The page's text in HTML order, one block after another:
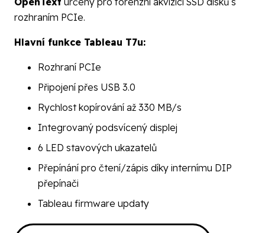
rozhraním PCIe.
Hlavní funkce Tableau T7u:
Rozhraní PCIe
Připojení přes USB 3.0
Rychlost kopírování až 330 MB/s
Integrovaný podsvícený displej
6 LED stavových ukazatelů
Přepínání pro čtení/zápis díky internímu DIP
přepínači
Tableau firmware updaty